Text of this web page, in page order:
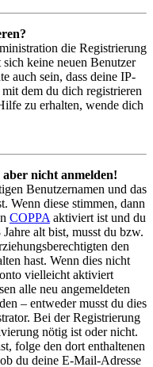
die Registrierung
keine neuen Benutzer
auch sein, dass deine IP-
dem du dich registrieren
zu erhalten, wende dich
nicht anmelden!
Benutzernamen und das
Wenn diese stimmen, dann
COPPA aktiviert ist und du
alt bist, musst du bzw.
den
hast. Wenn dies nicht
vielleicht aktiviert
alle neu angemeldeten
– entweder musst du dies
Bei der Registrierung
nötig ist oder nicht.
folge den dort enthaltenen
du deine E-Mail-Adresse